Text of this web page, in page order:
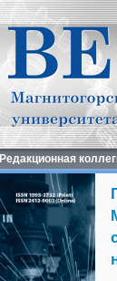
Редакционная